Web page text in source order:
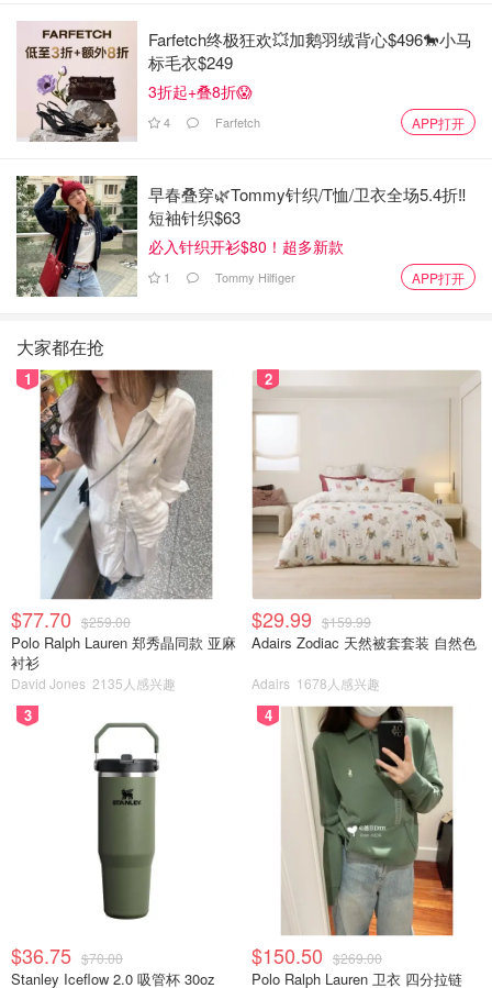
Farfetch终极狂欢💥加鹅羽绒背心$496🐎小马
标毛衣$249
3折起+叠8折😱
4 Farfetch APP打开
早春叠穿🌿Tommy针织/T恤/卫衣全场5.4折‼️
短袖针织$63
必入针织开衫$80！超多新款
1 Tommy Hilfiger APP打开
大家都在抢
1
$77.70 $259.00
Polo Ralph Lauren 郑秀晶同款 亚麻
衬衫
David Jones 2135人感兴趣
2
$29.99 $159.99
Adairs Zodiac 天然被套套装 自然色
Adairs 1678人感兴趣
3
$36.75 $70.00
Stanley Iceflow 2.0 吸管杯 30oz
4
$150.50 $269.00
Polo Ralph Lauren 卫衣 四分拉链